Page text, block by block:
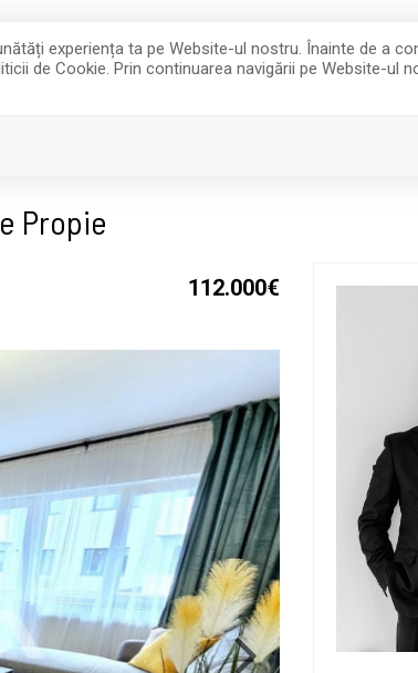
experiența ta pe Website-ul nostru. Înainte de a
de Cookie. Prin continuarea navigării pe Website-ul
office@integraimobiliare.ro
Propie
112.000€